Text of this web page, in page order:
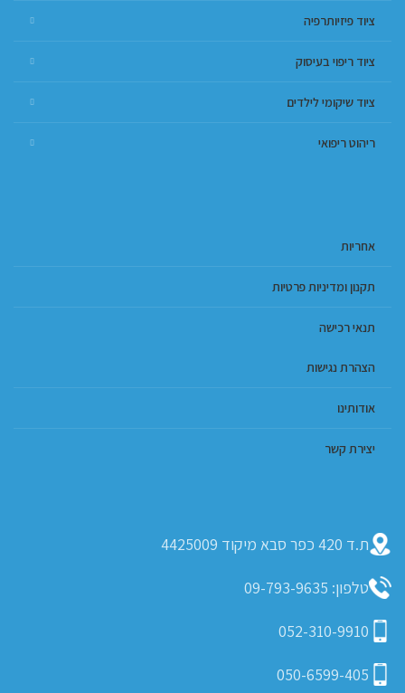
ציוד פיזיותרפיה
ציוד ריפוי בעיסוק
ציוד שיקומי לילדים
ריהוט ריפואי
אחריות
תקנון ומדיניות פרטיות
תנאי רכישה
הצהרת נגישות
אודותינו
יצירת קשר
ת.ד 420 כפר סבא מיקוד 4425009
טלפון: 09-793-9635
052-310-9910
050-6599-405